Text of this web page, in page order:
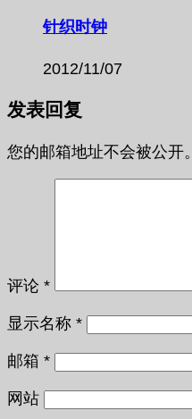
针织时钟
2012/11/07
发表回复
您的邮箱地址不会被公开。
评论 *
显示名称 *
邮箱 *
网站